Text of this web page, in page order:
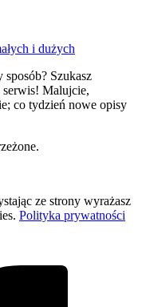
Szukasz
serwis! Malujcie,
co tydzień nowe opisy
ze strony wyrażasz
Polityka prywatności